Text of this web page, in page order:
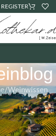
Weinwissen